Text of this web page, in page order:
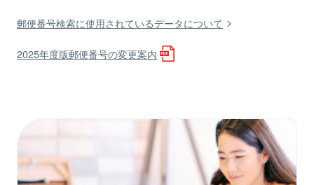
郵便番号検索に使用されているデータについて
2025年度版郵便番号の変更案内